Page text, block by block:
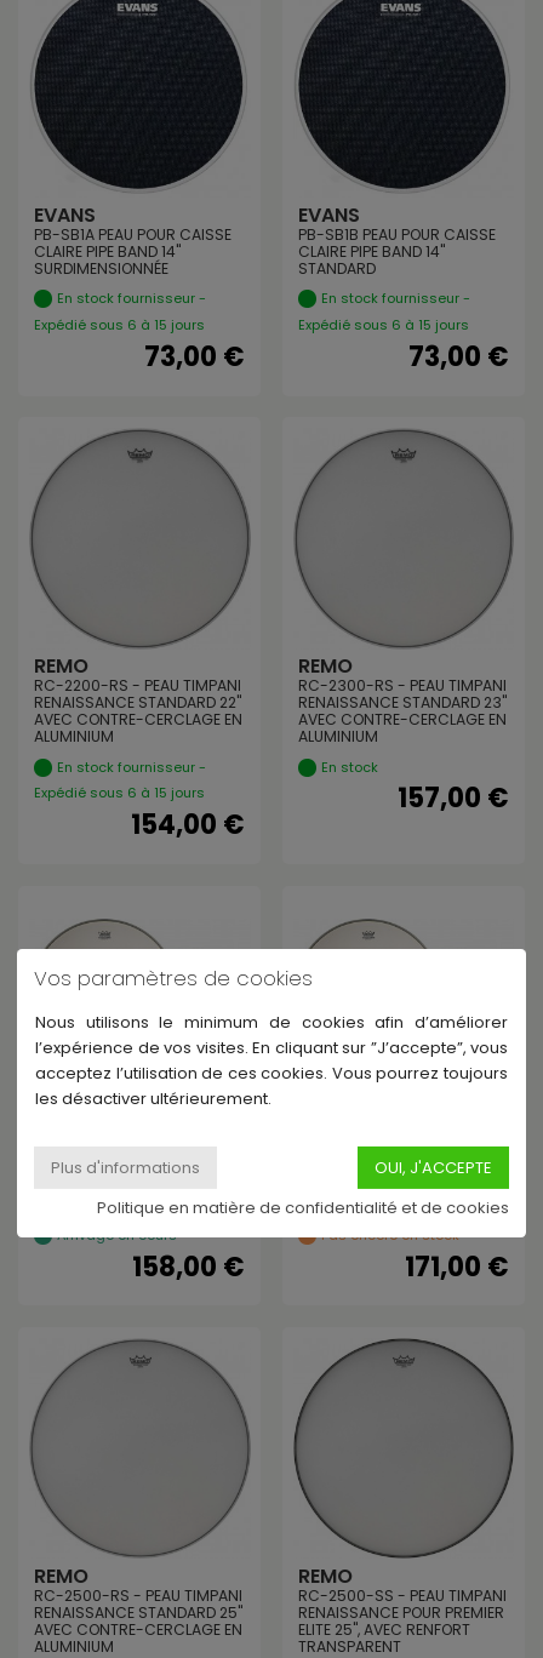
EVANS
PB-SB1A PEAU POUR CAISSE
CLAIRE PIPE BAND 14"
SURDIMENSIONNÉE
En stock fournisseur -
Expédié sous 6 à 15 jours
73,00 €
EVANS
PB-SB1B PEAU POUR CAISSE
CLAIRE PIPE BAND 14"
STANDARD
En stock fournisseur -
Expédié sous 6 à 15 jours
73,00 €
REMO
RC-2200-RS - PEAU TIMPANI
RENAISSANCE STANDARD 22"
AVEC CONTRE-CERCLAGE EN
ALUMINIUM
En stock fournisseur -
Expédié sous 6 à 15 jours
154,00 €
REMO
RC-2300-RS - PEAU TIMPANI
RENAISSANCE STANDARD 23"
AVEC CONTRE-CERCLAGE EN
ALUMINIUM
En stock
157,00 €
RENAISSANCE STANDARD
23,5" AVEC CONTRE-
CERCLAGE EN ALUMINIUM
Arrivage en cours
158,00 €
RC-2400-RS - PEAU TIMPANI
RENAISSANCE STANDARD 24"
AVEC CONTRE-CERCLAGE EN
ALUMINIUM
Pas encore en stock
171,00 €
REMO
RC-2500-RS - PEAU TIMPANI
RENAISSANCE STANDARD 25"
AVEC CONTRE-CERCLAGE EN
ALUMINIUM
REMO
RC-2500-SS - PEAU TIMPANI
RENAISSANCE POUR PREMIER
ELITE 25", AVEC RENFORT
TRANSPARENT
Vos paramètres de cookies
Nous utilisons le minimum de cookies afin d’améliorer
l’expérience de vos visites. En cliquant sur ”J’accepte”, vous
acceptez l’utilisation de ces cookies. Vous pourrez toujours
les désactiver ultérieurement.
Politique en matière de confidentialité et de cookies